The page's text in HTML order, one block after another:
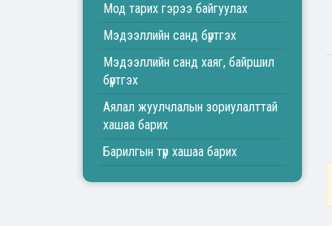
Мод тарих гэрээ байгуулах
Мэдээллийн санд бүртгэх
Мэдээллийн санд хаяг, байршил
бүртгэх
Аялал жуулчлалын зориулалттай
хашаа барих
Барилгын түр хашаа барих